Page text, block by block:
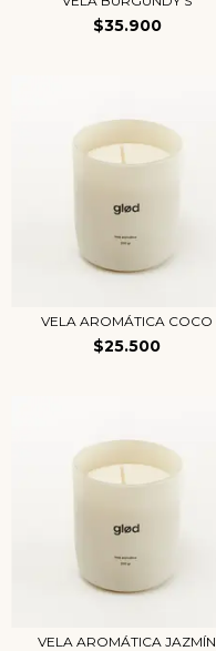
$35.900
VELA AROMÁTICA COCO
$25.500
VELA AROMÁTICA JAZMÍN